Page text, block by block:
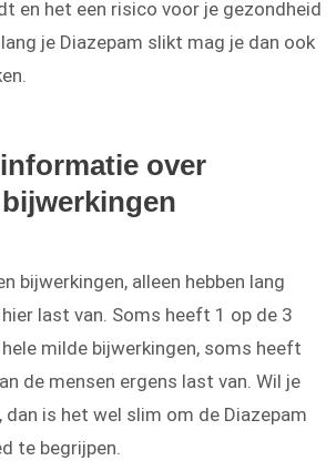
en het een risico voor je gezondheid
je Diazepam slikt mag je dan ook
over
bijwerkingen, alleen hebben lang
last van. Soms heeft 1 op de 3
milde bijwerkingen, soms heeft
de mensen ergens last van. Wil je
dan is het wel slim om de Diazepam
te begrijpen.